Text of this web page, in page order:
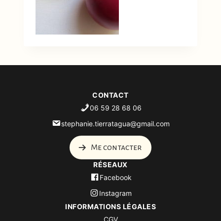
INFORMATIONS LÉGALES
CGV
RÉSEAUX
Facebook
Instagram
CONTACT
06 59 28 68 06
stephanie.tierratagua@gmail.com
Me contacter